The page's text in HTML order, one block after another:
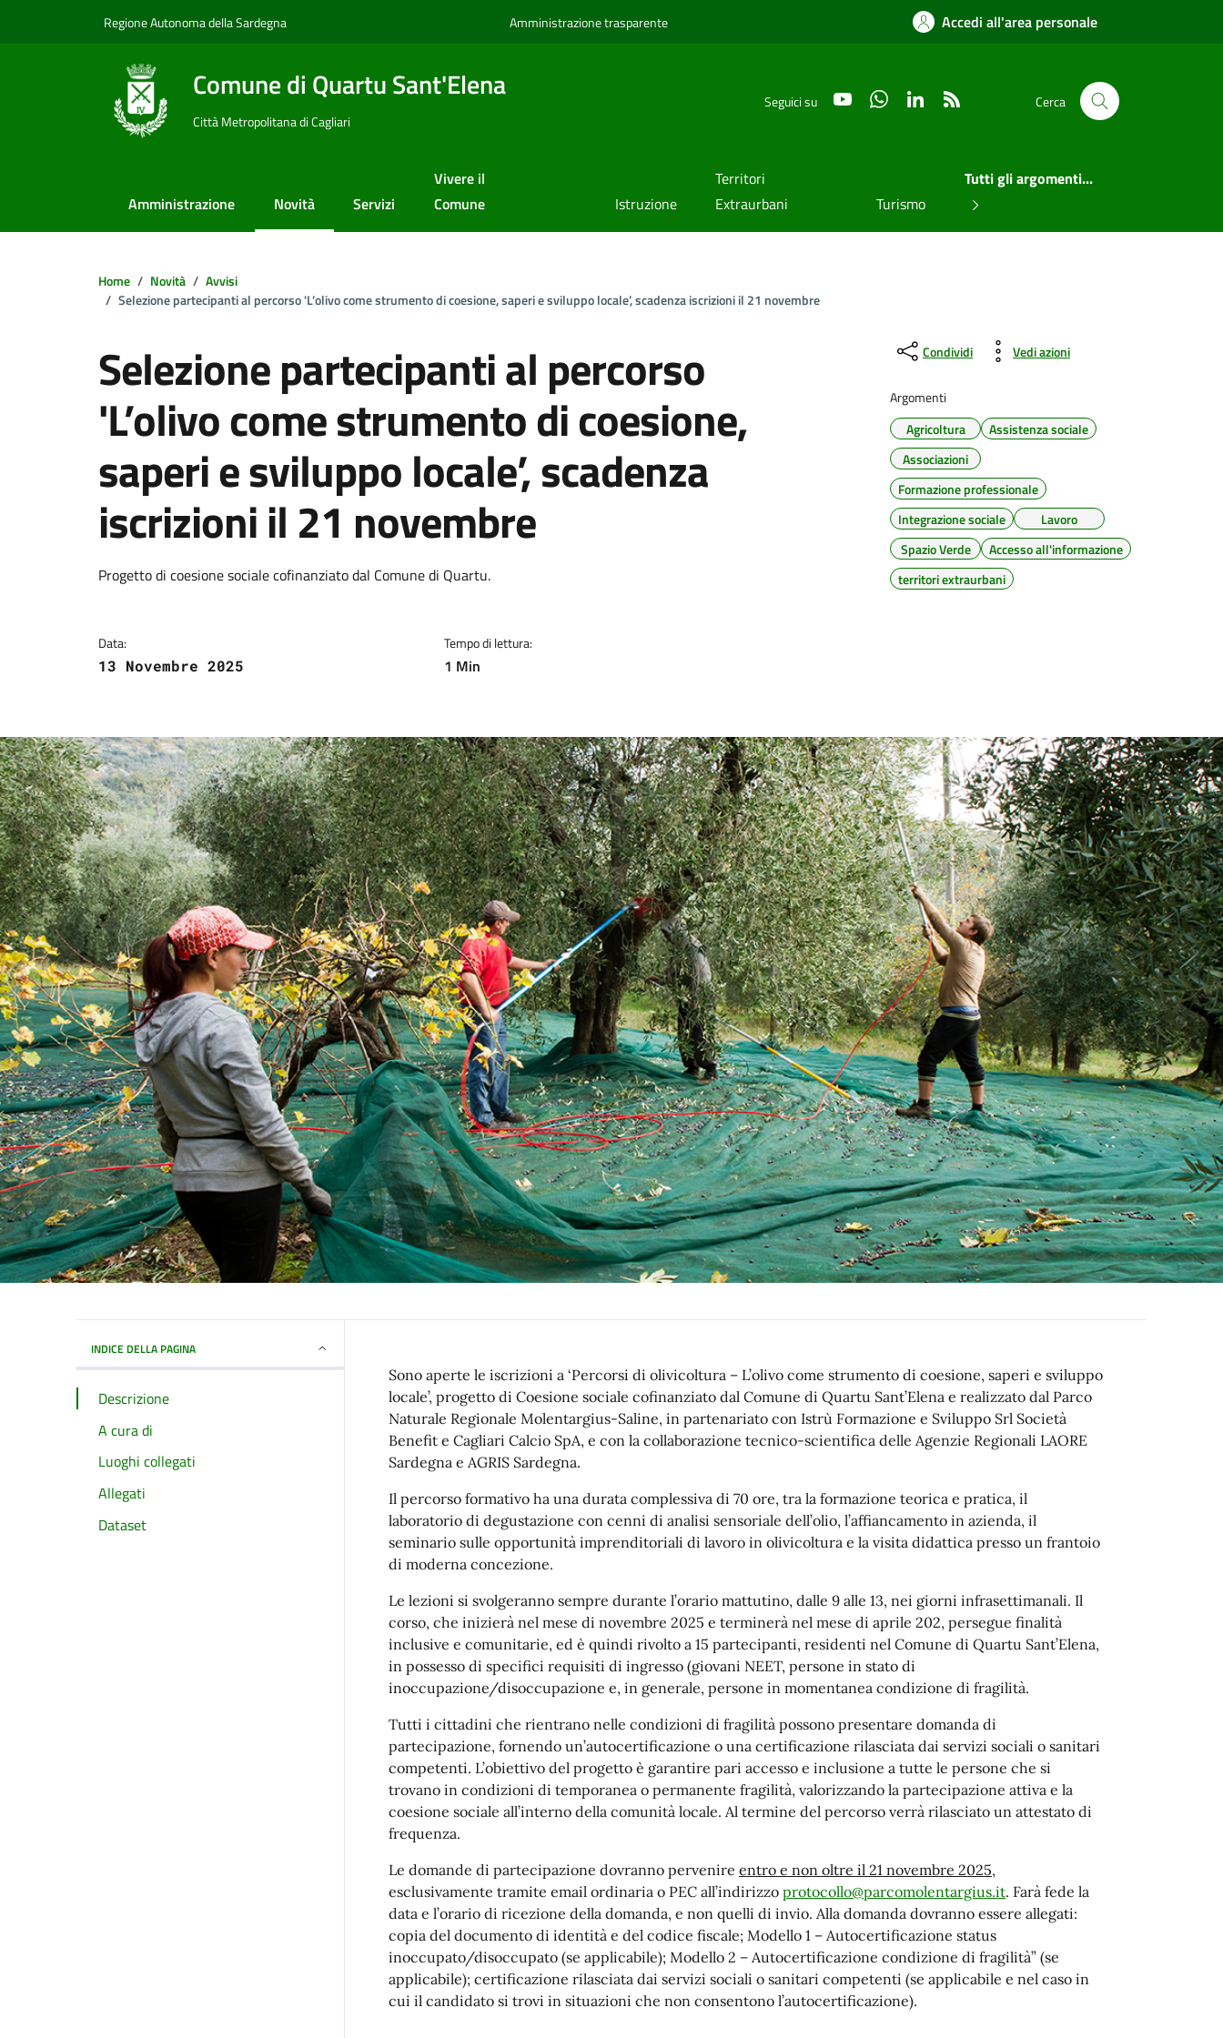
Regione Autonoma della Sardegna Amministrazione trasparente Accedi all'area personale
Comune di Quartu Sant'Elena
Città Metropolitana di Cagliari
Seguici su YouTube WhatsAppLinkedIn Cerca
Amministrazione Novità Servizi
Vivere il
Comune
Istruzione
Territori
Extraurbani
Turismo
Tutti gli argomenti...
Home Novità
Avvisi
Selezione partecipanti al percorso 'L’olivo come strumento di coesione, saperi e sviluppo locale’, scadenza iscrizioni il 21 novembre
Selezione partecipanti al percorso
'L’olivo come strumento di coesione,
saperi e sviluppo locale’, scadenza
iscrizioni il 21 novembre
Dettagli della notizia
Progetto di coesione sociale cofinanziato dal Comune di Quartu.
Data:
13 Novembre 2025
Tempo di lettura:
1 Min
Condividi Vedi azioni
Argomenti
Agricoltura
Assistenza sociale
Associazioni
Formazione professionale
Integrazione sociale
Lavoro
Spazio Verde
Accesso all'informazione
territori extraurbani
INDICE DELLA PAGINA
Descrizione
A cura di
Luoghi collegati
Allegati
Dataset
Sono aperte le iscrizioni a ‘Percorsi di olivicoltura – L’olivo come strumento di coesione, saperi e sviluppo
locale’, progetto di Coesione sociale cofinanziato dal Comune di Quartu Sant’Elena e realizzato dal Parco
Naturale Regionale Molentargius-Saline, in partenariato con Istrù Formazione e Sviluppo Srl Società
Benefit e Cagliari Calcio SpA, e con la collaborazione tecnico-scientifica delle Agenzie Regionali LAORE
Sardegna e AGRIS Sardegna.
Il percorso formativo ha una durata complessiva di 70 ore, tra la formazione teorica e pratica, il
laboratorio di degustazione con cenni di analisi sensoriale dell’olio, l’affiancamento in azienda, il
seminario sulle opportunità imprenditoriali di lavoro in olivicoltura e la visita didattica presso un frantoio
di moderna concezione.
Le lezioni si svolgeranno sempre durante l’orario mattutino, dalle 9 alle 13, nei giorni infrasettimanali. Il
corso, che inizierà nel mese di novembre 2025 e terminerà nel mese di aprile 202, persegue finalità
inclusive e comunitarie, ed è quindi rivolto a 15 partecipanti, residenti nel Comune di Quartu Sant’Elena,
in possesso di specifici requisiti di ingresso (giovani NEET, persone in stato di
inoccupazione/disoccupazione e, in generale, persone in momentanea condizione di fragilità.
Tutti i cittadini che rientrano nelle condizioni di fragilità possono presentare domanda di
partecipazione, fornendo un’autocertificazione o una certificazione rilasciata dai servizi sociali o sanitari
competenti. L’obiettivo del progetto è garantire pari accesso e inclusione a tutte le persone che si
trovano in condizioni di temporanea o permanente fragilità, valorizzando la partecipazione attiva e la
coesione sociale all’interno della comunità locale. Al termine del percorso verrà rilasciato un attestato di
frequenza.
Le domande di partecipazione dovranno pervenire entro e non oltre il 21 novembre 2025,
esclusivamente tramite email ordinaria o PEC all’indirizzo protocollo@parcomolentargius.it. Farà fede la
data e l’orario di ricezione della domanda, e non quelli di invio. Alla domanda dovranno essere allegati:
copia del documento di identità e del codice fiscale; Modello 1 – Autocertificazione status
inoccupato/disoccupato (se applicabile); Modello 2 – Autocertificazione condizione di fragilità” (se
applicabile); certificazione rilasciata dai servizi sociali o sanitari competenti (se applicabile e nel caso in
cui il candidato si trovi in situazioni che non consentono l’autocertificazione).